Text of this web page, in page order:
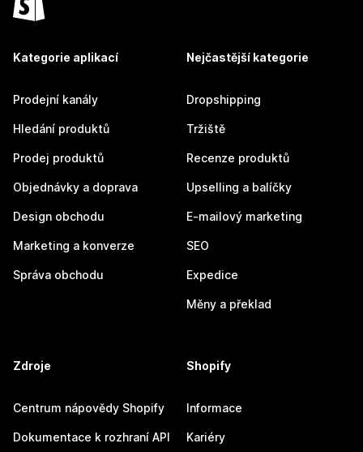
Kategorie aplikací
Prodejní kanály
Hledání produktů
Prodej produktů
Objednávky a doprava
Design obchodu
Marketing a konverze
Správa obchodu
Nejčastější kategorie
Dropshipping
Tržiště
Recenze produktů
Upselling a balíčky
E-mailový marketing
SEO
Expedice
Měny a překlad
Zdroje
Centrum nápovědy Shopify
Dokumentace k rozhraní API
Shopify
Informace
Kariéry